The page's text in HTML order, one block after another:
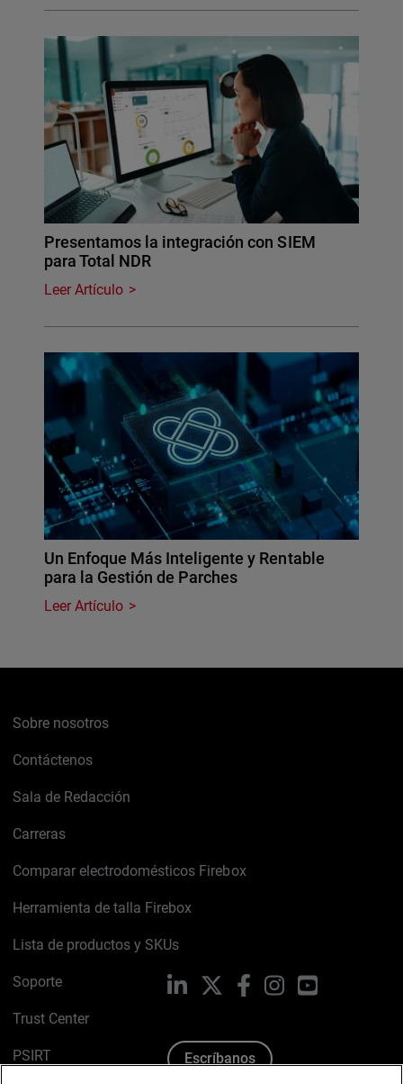
Presentamos la integración con SIEM
para Total NDR
Leer Artículo
Un Enfoque Más Inteligente y Rentable
para la Gestión de Parches
Leer Artículo
Sobre nosotros
Contáctenos
Sala de Redacción
Carreras
Comparar electrodomésticos Firebox
Herramienta de talla Firebox
Lista de productos y SKUs
Soporte
Trust Center
PSIRT
LinkedIn FacebookInstagramYouTube
Escríbanos